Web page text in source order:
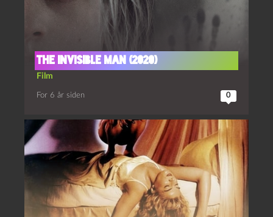
The Invisible Man (2020)
Film
For 6 år siden 0